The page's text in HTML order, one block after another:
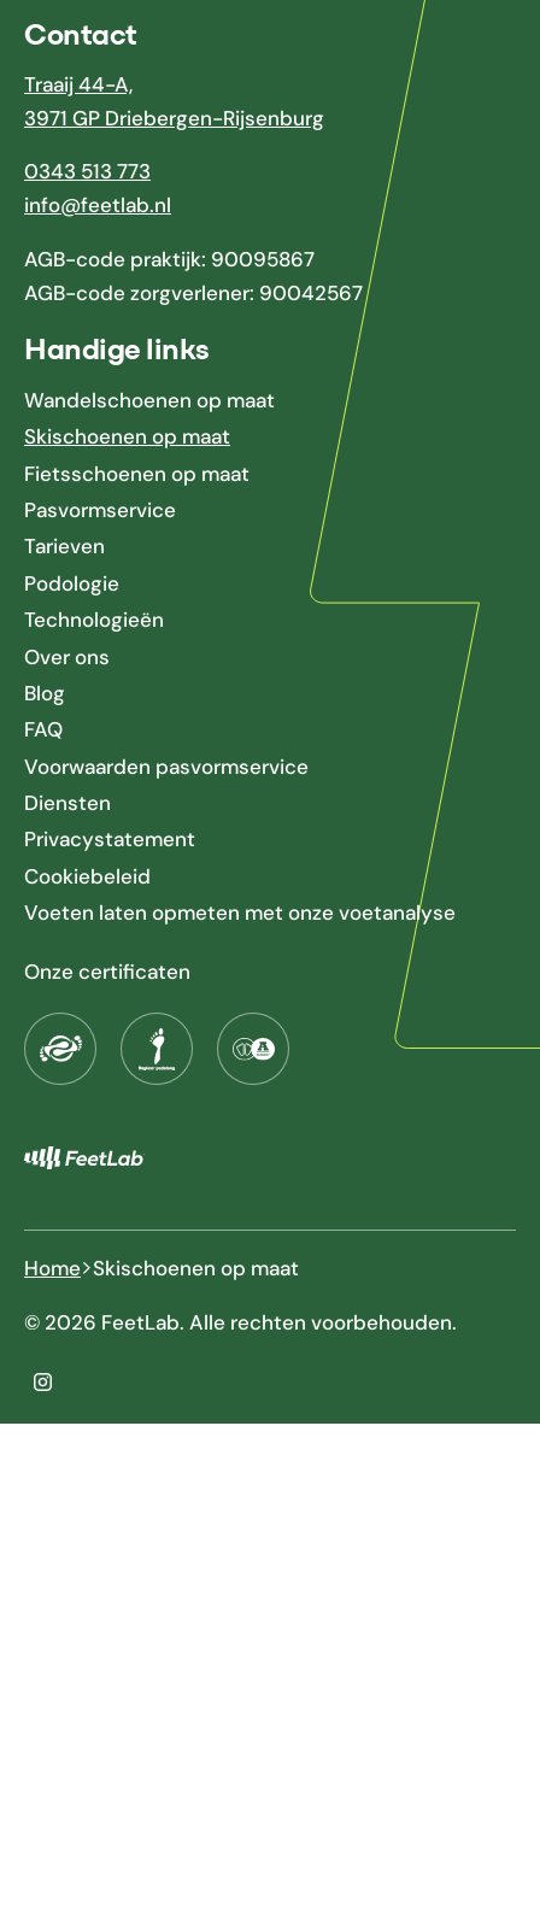
Contact
Traaij 44-A,
3971 GP Driebergen-Rijsenburg
0343 513 773
info@feetlab.nl
AGB-code praktijk: 90095867
AGB-code zorgverlener: 90042567
Handige links
Wandelschoenen op maat
Skischoenen op maat
Fietsschoenen op maat
Pasvormservice
Tarieven
Podologie
Technologieën
Over ons
Blog
FAQ
Voorwaarden pasvormservice
Diensten
Privacystatement
Cookiebeleid
Voeten laten opmeten met onze voetanalyse
Onze certificaten
Home Skischoenen op maat
© 2026 FeetLab. Alle rechten voorbehouden.